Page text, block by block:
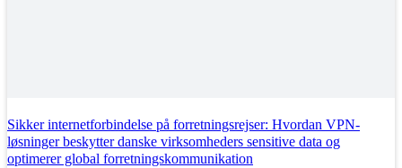
Sikker internetforbindelse på forretningsrejser: Hvordan VPN-
løsninger beskytter danske virksomheders sensitive data og
optimerer global forretningskommunikation